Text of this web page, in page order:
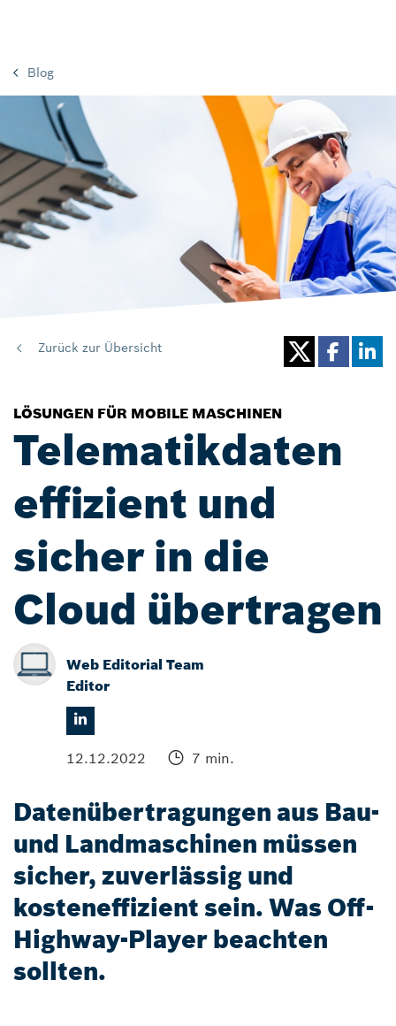
Blog
Zurück zur Übersicht
LÖSUNGEN FÜR MOBILE MASCHINEN
Telematikdaten
effizient und
sicher in die
Cloud übertragen
Web Editorial Team
Editor
12.12.2022 7 min.
Datenübertragungen aus Bau-
und Landmaschinen müssen
sicher, zuverlässig und
kosteneffizient sein. Was Off-
Highway-Player beachten
sollten.